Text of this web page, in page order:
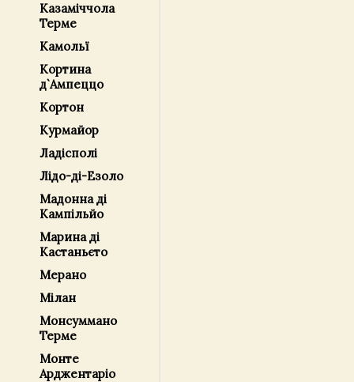
Казаміччола
Терме
Камольї
Кортина
д`Ампеццо
Кортон
Курмайор
Ладісполі
Лідо-ді-Езоло
Мадонна ді
Кампільйо
Марина ді
Кастаньєто
Мерано
Мілан
Монсуммано
Терме
Монте
Арджентаріо